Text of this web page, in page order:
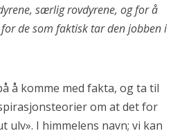
særlig rovdyrene, og for å
de som faktisk tar den jobben i
å komme med fakta, og ta til
om at det for
ulv». I himmelens navn; vi kan